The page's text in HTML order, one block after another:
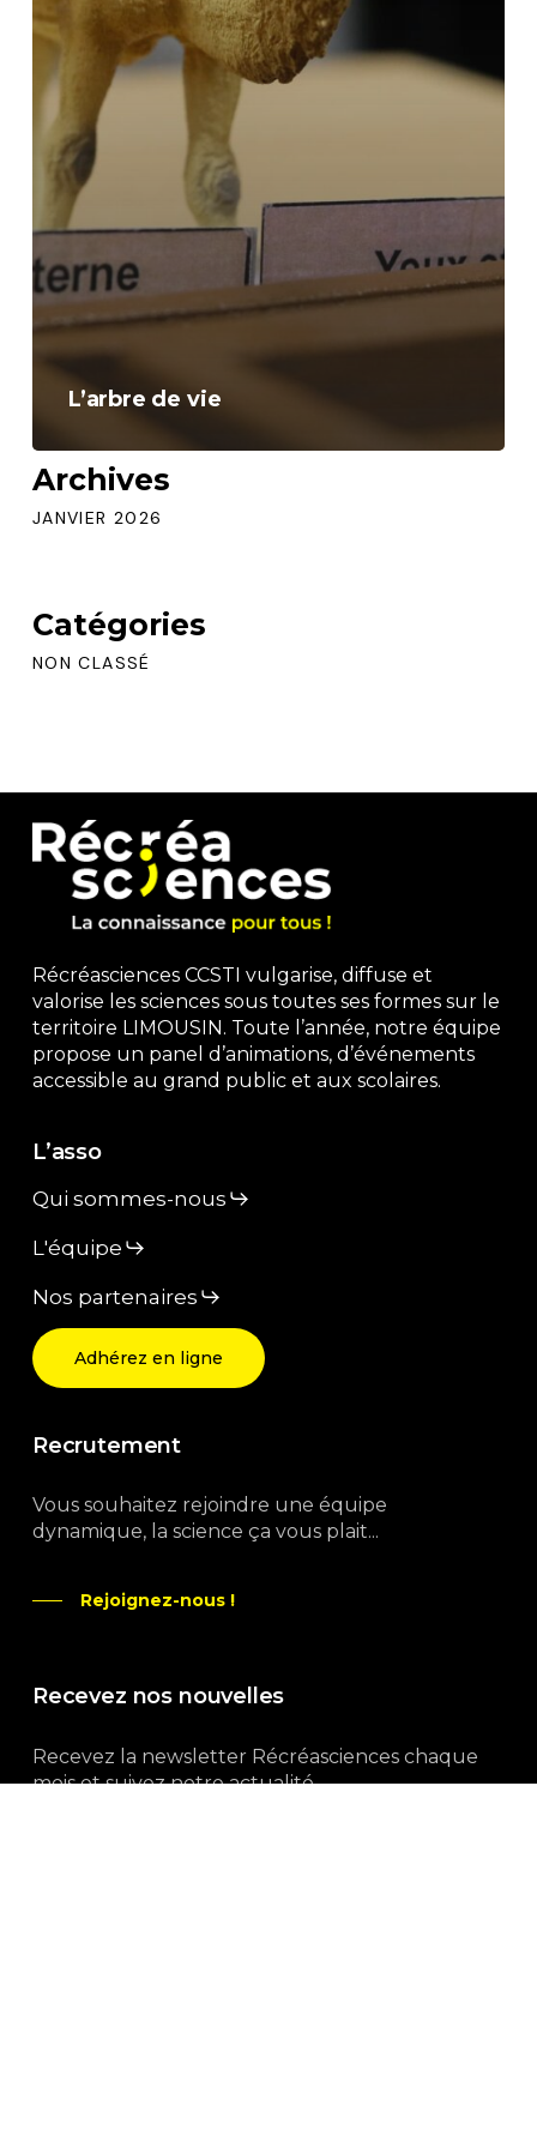
L’arbre de vie
Archives
JANVIER 2026
Catégories
NON CLASSÉ
Récréasciences CCSTI vulgarise, diffuse et
valorise les sciences sous toutes ses formes sur le
territoire LIMOUSIN. Toute l’année, notre équipe
propose un panel d’animations, d’événements
accessible au grand public et aux scolaires.
L’asso
Qui sommes-nous
L'équipe
Nos partenaires
Adhérez en ligne
Recrutement
Vous souhaitez rejoindre une équipe
dynamique, la science ça vous plait...
Rejoignez-nous !
Recevez nos nouvelles
Recevez la newsletter Récréasciences chaque
mois et suivez notre actualité...